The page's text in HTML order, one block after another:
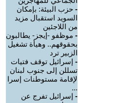
- حزب البيئة: بإمكان
السويد استقبال مزيد
من اللاجئين
- موظفو -إيجز- يطالبون
بحقوقهم.. وهيأة تشغيل
الزبير ترد
- إسرائيل توقف فتيات
تسللن إلى جنوب لبنان
لإقامة مستوطنات إسرا
...
- إسرائيل تفرج عن